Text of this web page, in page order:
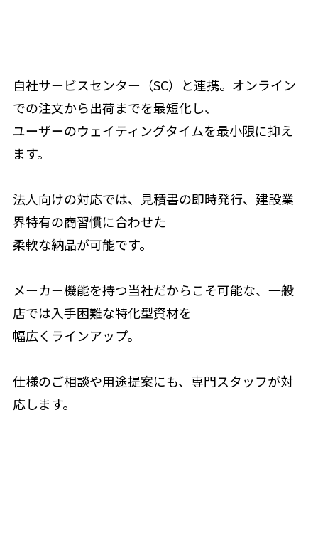
自社サービスセンター（SC）と連携。オンライン
での注文から出荷までを最短化し、
ユーザーのウェイティングタイムを最小限に抑え
ます。
法人向けの対応では、見積書の即時発行、建設業
界特有の商習慣に合わせた
柔軟な納品が可能です。
メーカー機能を持つ当社だからこそ可能な、一般
店では入手困難な特化型資材を
幅広くラインアップ。
仕様のご相談や用途提案にも、専門スタッフが対
応します。